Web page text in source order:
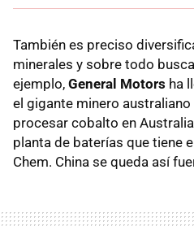
También es preciso
minerales y sobre todo
ejemplo, General Motors ha
el gigante minero
procesar cobalto en
planta de baterías que tiene
Chem. China se queda así